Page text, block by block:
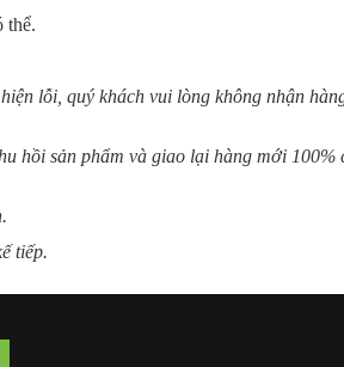
thể.
lỗi, quý khách vui lòng không nhận
hồi sản phẩm và giao lại hàng mới
tiếp.